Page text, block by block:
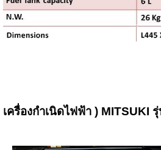
เครื่อง
เครื่องกำเนิดไฟฟ้า ) MITSUKI